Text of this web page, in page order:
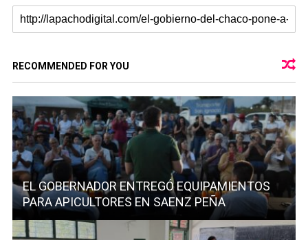
RECOMMENDED FOR YOU
EL GOBERNADOR ENTREGÓ EQUIPAMIENTOS
PARA APICULTORES EN SAENZ PEÑA